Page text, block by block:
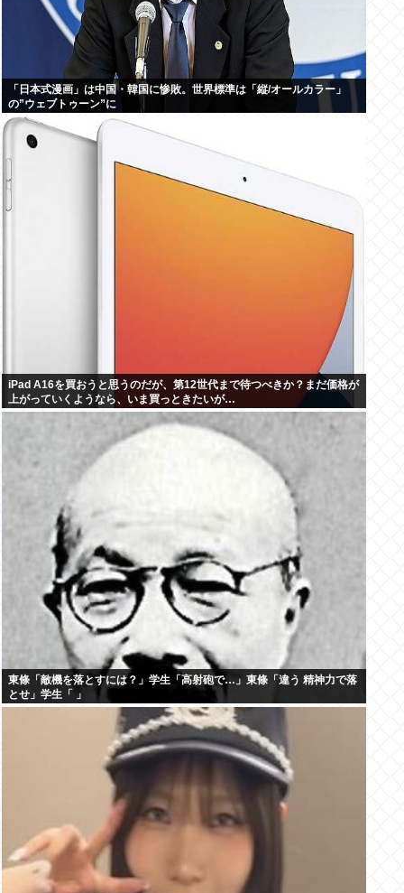
「日本式漫画」は中国・韓国に惨敗。世界標準は「縦/オールカラー」
の”ウェブトゥーン”に
iPad A16を買おうと思うのだが、第12世代まで待つべきか？まだ価格が
上がっていくようなら、いま買っときたいが…
東條「敵機を落とすには？」学生「高射砲で…」東條「違う 精神力で落
とせ」学生「 」